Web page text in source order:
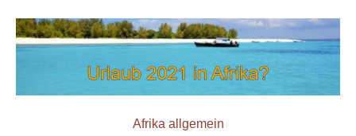
Afrika allgemein